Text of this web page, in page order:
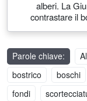
alberi. La
contrastare il
Parole chiave:
bostrico
boschi
fondi